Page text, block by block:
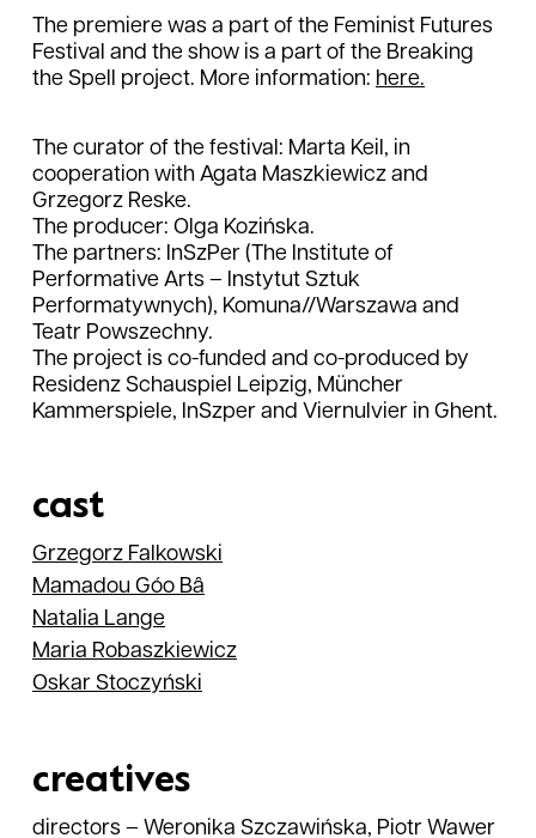
The premiere was a part of the Feminist Futures
Festival and the show is a part of the Breaking
the Spell project. More information: here.
The curator of the festival: Marta Keil, in
cooperation with Agata Maszkiewicz and
Grzegorz Reske.
The producer: Olga Kozińska.
The partners: InSzPer (The Institute of
Performative Arts – Instytut Sztuk
Performatywnych), Komuna//Warszawa and
Teatr Powszechny.
The project is co-funded and co-produced by
Residenz Schauspiel Leipzig, Müncher
Kammerspiele, InSzper and Viernulvier in Ghent.
cast
Grzegorz Falkowski
Mamadou Góo Bâ
Natalia Lange
Maria Robaszkiewicz
Oskar Stoczyński
creatives
directors – Weronika Szczawińska, Piotr Wawer